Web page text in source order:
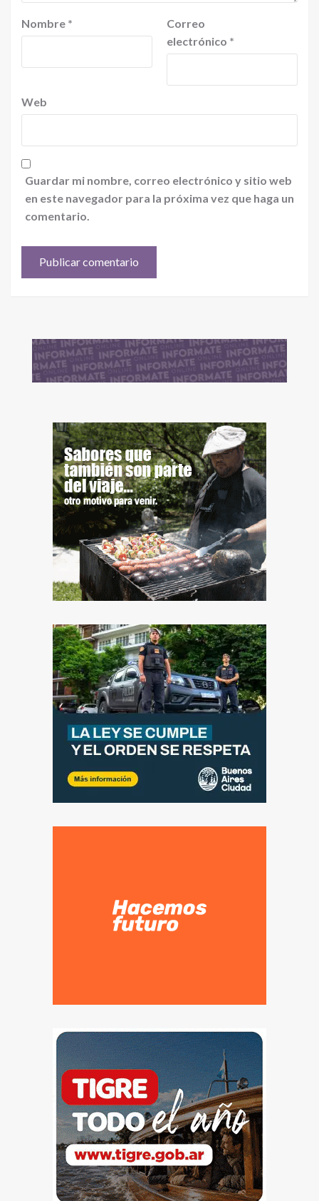
Nombre *
Correo
electrónico *
Web
Guardar mi nombre, correo electrónico y sitio web
en este navegador para la próxima vez que haga un
comentario.